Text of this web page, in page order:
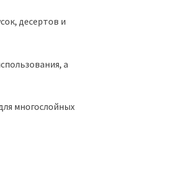
десертов и
а
многослойных